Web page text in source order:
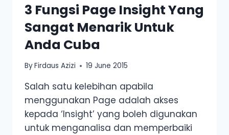
3 Fungsi Page Insight Yang
Sangat Menarik Untuk
Anda Cuba
ByFirdaus Azizi 19 June 2015
Salah satu kelebihan apabila
menggunakan Page adalah akses
kepada ‘Insight’ yang boleh digunakan
untuk menganalisa dan memperbaiki